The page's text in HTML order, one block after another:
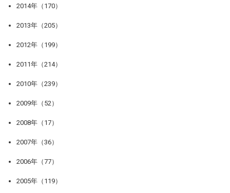
2014年（170）
2013年（205）
2012年（199）
2011年（214）
2010年（239）
2009年（52）
2008年（17）
2007年（36）
2006年（77）
2005年（119）